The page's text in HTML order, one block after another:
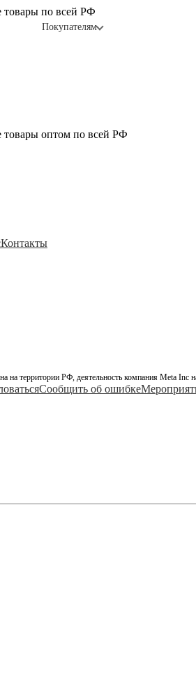
товары по всей РФ
Покупателям
товары оптом по всей РФ
Контакты
территории РФ, деятельность компания Meta Inc
Сообщить об ошибке